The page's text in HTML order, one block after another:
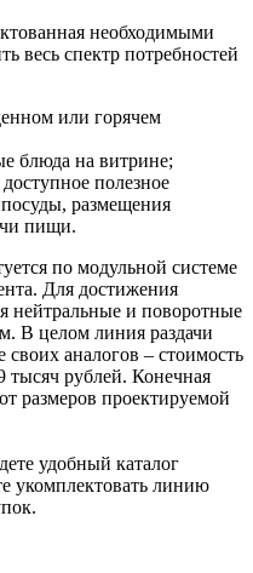
необходимыми
весь спектр потребностей
или горячем
блюда на витрине;
полезное
размещения
пищи.
по модульной системе
Для достижения
нейтральные и поворотные
В целом линия раздачи
своих аналогов – стоимость
тысяч рублей. Конечная
размеров проектируемой
удобный каталог
укомплектовать линию